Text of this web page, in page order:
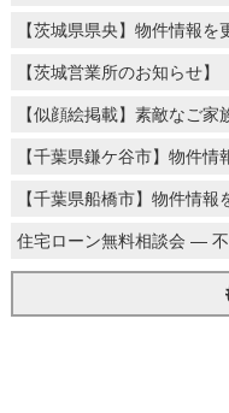
【茨城県県央】物件情報を
【茨城営業所のお知らせ】
【似顔絵掲載】素敵なご
【千葉県鎌ケ谷市】物件情
【千葉県船橋市】物件情報
住宅ローン無料相談会 ―